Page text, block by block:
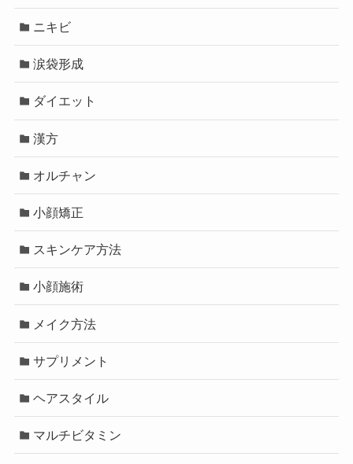
ニキビ
涙袋形成
ダイエット
漢方
オルチャン
小顔矯正
スキンケア方法
小顔施術
メイク方法
サプリメント
ヘアスタイル
マルチビタミン